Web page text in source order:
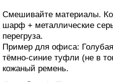
Смешивайте материалы.
шарф + металлические
перегруза.
Пример для офиса:
тёмно-синие туфли (не в
кожаный ремень.